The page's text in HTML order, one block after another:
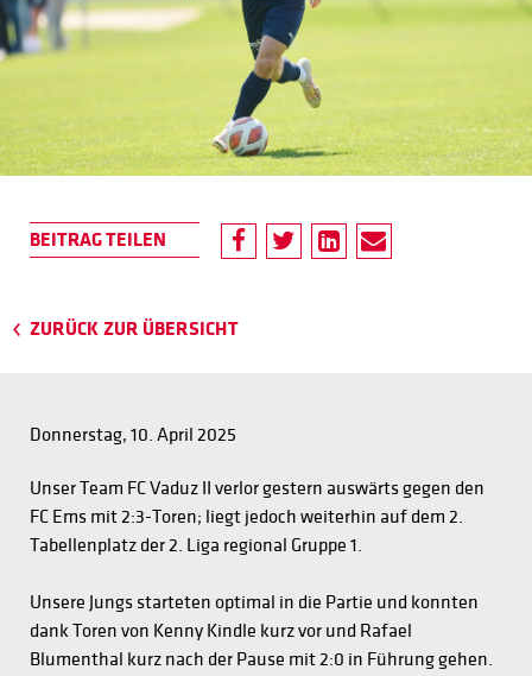
ZURÜCK ZUR ÜBERSICHT
Donnerstag, 10. April 2025
Unser Team FC Vaduz II verlor gestern auswärts gegen den
FC Ems mit 2:3-Toren; liegt jedoch weiterhin auf dem 2.
Tabellenplatz der 2. Liga regional Gruppe 1.
Unsere Jungs starteten optimal in die Partie und konnten
dank Toren von Kenny Kindle kurz vor und Rafael
Blumenthal kurz nach der Pause mit 2:0 in Führung gehen.